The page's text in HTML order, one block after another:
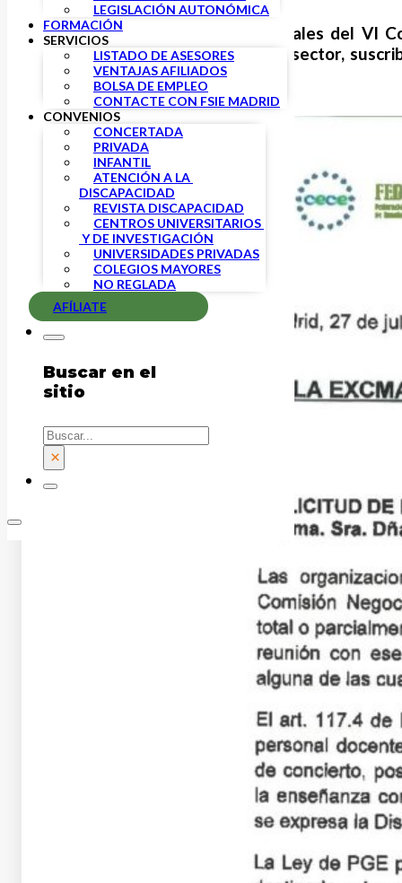
LEGISLACIÓN AUTONÓMICA
FORMACIÓN
SERVICIOS
LISTADO DE ASESORES
VENTAJAS AFILIADOS
BOLSA DE EMPLEO
CONTACTE CON FSIE MADRID
CONVENIOS
CONCERTADA
PRIVADA
INFANTIL
ATENCIÓN A LA
DISCAPACIDAD
REVISTA DISCAPACIDAD
CENTROS UNIVERSITARIOS
Y DE INVESTIGACIÓN
UNIVERSIDADES PRIVADAS
COLEGIOS MAYORES
NO REGLADA
AFÍLIATE
Buscar en el
sitio
Buscar
×
En la firma de las tablas salariales del VI
sindicales y las patronales del sector,
semana.